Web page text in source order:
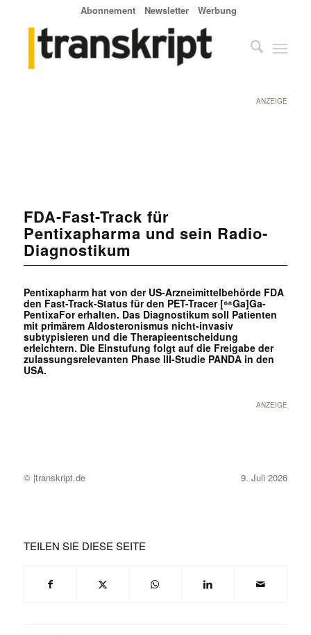
Abonnement Newsletter Werbung
ANZEIGE
FDA-Fast-Track für
Pentixapharma und sein Radio-
Diagnostikum
Pentixapharm hat von der US-Arzneimittelbehörde FDA
den Fast-Track-Status für den PET-Tracer [⁶⁸Ga]Ga-
PentixaFor erhalten. Das Diagnostikum soll Patienten
mit primärem Aldosteronismus nicht-invasiv
subtypisieren und die Therapieentscheidung
erleichtern. Die Einstufung folgt auf die Freigabe der
zulassungsrelevanten Phase III-Studie PANDA in den
USA.
ANZEIGE
© |transkript.de 9. Juli 2026
TEILEN SIE DIESE SEITE